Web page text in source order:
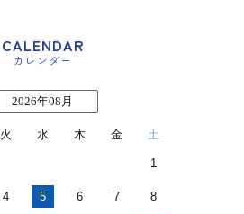
CALENDAR
カレンダー
2026年08月
火 水 木 金 土
1
4 5 6 7 8